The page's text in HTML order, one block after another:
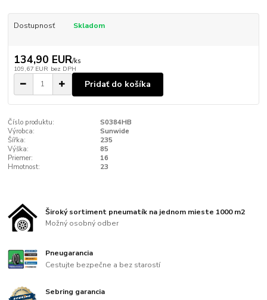
Dostupnosť Skladom
134,90 EUR/ks
109,67 EUR bez DPH
Pridať do košíka
Číslo produktu:
S0384HB
Výrobca:
Sunwide
Šířka:
235
Výška:
85
Priemer:
16
Hmotnost:
23
Široký sortiment pneumatík na jednom mieste 1000 m2
Možný osobný odber
Pneugarancia
Cestujte bezpečne a bez starostí
Sebring garancia